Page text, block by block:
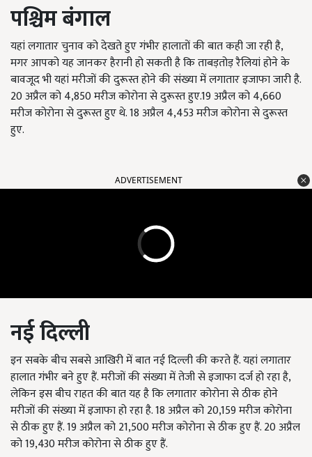
पश्चिम बंगाल
यहां लगातार चुनाव को देखते हुए गंभीर हालातों की बात कही जा रही है,
मगर आपको यह जानकर हैरानी हो सकती है कि ताबड़तोड़ रैलियां होने के
बावजूद भी यहां मरीजों की दुरूस्त होने की संख्या में लगातार इजाफा जारी है.
20 अप्रैल को 4,850 मरीज कोरोना से दुरूस्त हुए.19 अप्रैल को 4,660
मरीज कोरोना से दुरूस्त हुए थे. 18 अप्रैल 4,453 मरीज कोरोना से दुरूस्त
हुए.
ADVERTISEMENT
नई दिल्ली
इन सबके बीच सबसे आखिरी में बात नई दिल्ली की करते हैं. यहां लगातार
हालात गंभीर बने हुए हैं. मरीजों की संख्या में तेजी से इजाफा दर्ज हो रहा है,
लेकिन इस बीच राहत की बात यह है कि लगातार कोरोना से ठीक होने
मरीजों की संख्या में इजाफा हो रहा है. 18 अप्रैल को 20,159 मरीज कोरोना
से ठीक हुए हैं. 19 अप्रैल को 21,500 मरीज कोरोना से ठीक हुए हैं. 20 अप्रैल
को 19,430 मरीज कोरोना से ठीक हुए हैं.